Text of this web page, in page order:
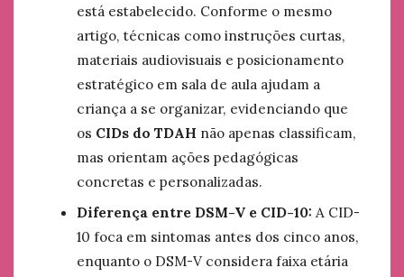
está estabelecido. Conforme o mesmo
artigo, técnicas como instruções curtas,
materiais audiovisuais e posicionamento
estratégico em sala de aula ajudam a
criança a se organizar, evidenciando que
os CIDs do TDAH não apenas classificam,
mas orientam ações pedagógicas
concretas e personalizadas.
Diferença entre DSM-V e CID-10: A CID-
10 foca em sintomas antes dos cinco anos,
enquanto o DSM-V considera faixa etária